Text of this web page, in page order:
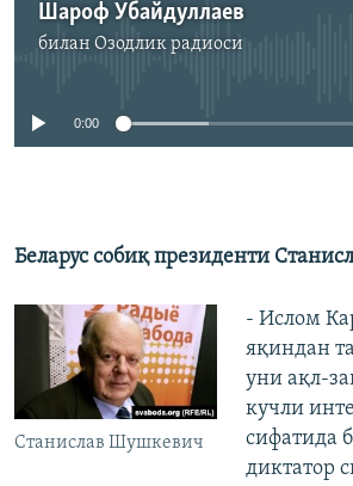
Шароф Убайдуллаев
билан Озодлик радиоси
Айни дамда медиа-манба
0:00
Беларус собиқ президенти
Станислав Шушкевич
- Ислом
яқиндан
уни ақл-
кучли
сифатида
диктатор